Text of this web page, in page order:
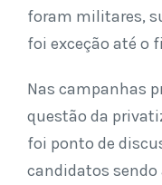
foram militares,
foi exceção até o
Nas campanhas
questão da
foi ponto de
candidatos sendo